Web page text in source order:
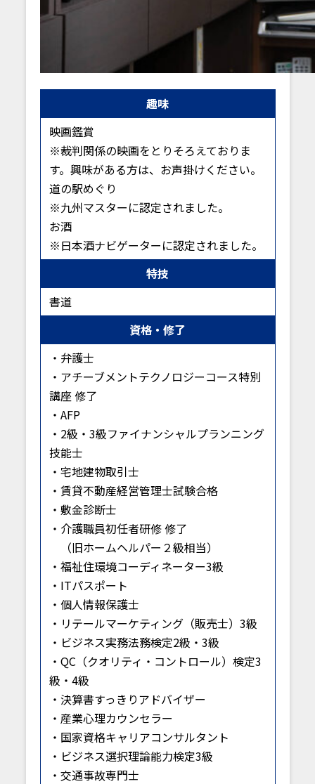
趣味
映画鑑賞
※裁判関係の映画をとりそろえておりま
す。興味がある方は、お声掛けください。
道の駅めぐり
※九州マスターに認定されました。
お酒
※日本酒ナビゲーターに認定されました。
特技
書道
資格・修了
・弁護士
・アチーブメントテクノロジーコース特別
講座 修了
・AFP
・2級・3級ファイナンシャルプランニング
技能士
・宅地建物取引士
・賃貸不動産経営管理士試験合格
・敷金診断士
・介護職員初任者研修 修了
（旧ホームヘルパー２級相当）
・福祉住環境コーディネーター3級
・ITパスポート
・個人情報保護士
・リテールマーケティング（販売士）3級
・ビジネス実務法務検定2級・3級
・QC（クオリティ・コントロール）検定3
級・4級
・決算書すっきりアドバイザー
・産業心理カウンセラー
・国家資格キャリアコンサルタント
・ビジネス選択理論能力検定3級
・交通事故専門士